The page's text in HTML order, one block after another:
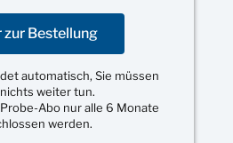
zur Bestellung
automatisch, Sie müssen
weiter tun.
Abo nur alle 6 Monate
werden.